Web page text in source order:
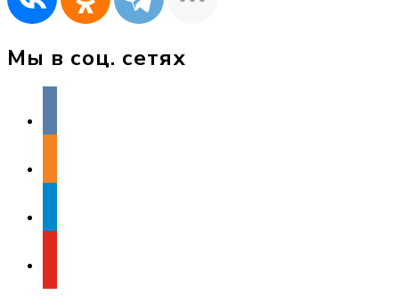
Мы в соц. сетях